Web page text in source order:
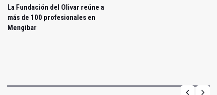
La Fundación del Olivar reúne a
más de 100 profesionales en
Mengíbar